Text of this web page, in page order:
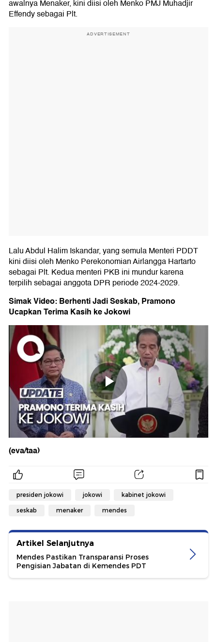
awalnya Menaker, kini diisi oleh Menko PMJ Muhadjir
Effendy sebagai Plt.
ADVERTISEMENT
Lalu Abdul Halim Iskandar, yang semula Menteri PDDT
kini diisi oleh Menko Perekonomian Airlangga Hartarto
sebagai Plt. Kedua menteri PKB ini mundur karena
terpilih sebagai anggota DPR periode 2024-2029.
Simak Video: Berhenti Jadi Seskab, Pramono
Ucapkan Terima Kasih ke Jokowi
(eva/taa)
presiden jokowi jokowi kabinet jokowi
seskab menaker mendes
Artikel Selanjutnya
Mendes Pastikan Transparansi Proses
Pengisian Jabatan di Kemendes PDT